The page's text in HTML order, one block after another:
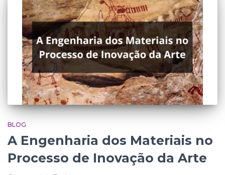
BLOG
A Engenharia dos Materiais no
Processo de Inovação da Arte